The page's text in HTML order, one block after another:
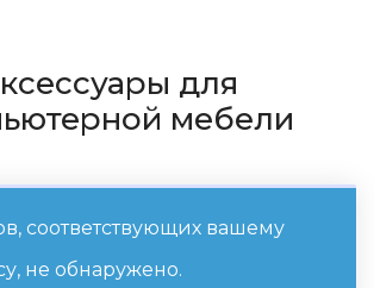
для
мебели
соответствующих вашему
не обнаружено.